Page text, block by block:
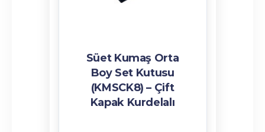
Süet Kumaş Orta
Boy Set Kutusu
(KMSCK8) – Çift
Kapak Kurdelalı